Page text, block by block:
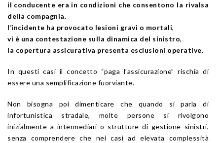
il conducente era in condizioni che consentono la rivalsa
della compagnia,
l’incidente ha provocato lesioni gravi o mortali,
vi è una contestazione sulla dinamica del sinistro,
la copertura assicurativa presenta esclusioni operative.
In questi casi il concetto “paga l’assicurazione” rischia di
essere una semplificazione fuorviante.
Non bisogna poi dimenticare che quando si parla di
infortunistica stradale, molte persone si rivolgono
inizialmente a intermediari o strutture di gestione sinistri,
senza comprendere che nei casi ad elevata complessità